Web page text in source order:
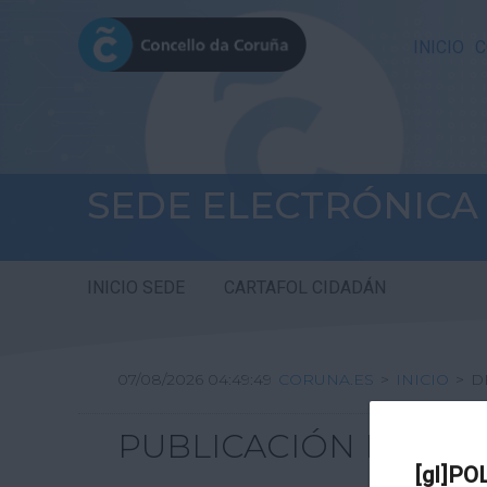
INICIO
SEDE ELECTRÓNICA
INICIO SEDE CARTAFOL CIDADÁN
07/08/2026 04:49:49 CORUNA.ES > INICIO >
PUBLICACIÓN DE